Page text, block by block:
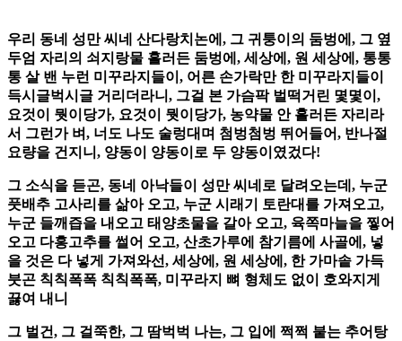
우리 동네 성만 씨네 산다랑치논에, 그 귀퉁이의 둠벙에, 그 옆
두엄 자리의 쇠지랑물 흘러든 둠벙에, 세상에, 원 세상에, 통통
통 살 밴 누런 미꾸라지들이, 어른 손가락만 한 미꾸라지들이
득시글벅시글 거리더라니, 그걸 본 가슴팍 벌떡거린 몇몇이,
요것이 뭣이당가, 요것이 뭣이당가, 농약물 안 흘러든 자리라
서 그런가 벼, 너도 나도 술렁대며 첨벙첨벙 뛰어들어, 반나절
요량을 건지니, 양동이 양동이로 두 양동이였겄다!
그 소식을 듣곤, 동네 아낙들이 성만 씨네로 달려오는데, 누군
풋배추 고사리를 삶아 오고, 누군 시래기 토란대를 가져오고,
누군 들깨즙을 내오고 태양초물을 갈아 오고, 육쪽마늘을 찧어
오고 다홍고추를 썰어 오고, 산초가루에 참기름에 사골에, 넣
을 것은 다 넣게 가져와선, 세상에, 원 세상에, 한 가마솥 가득
붓곤 칙칙폭폭 칙칙폭폭, 미꾸라지 뼈 형체도 없이 호와지게
끓여 내니
그 벌건, 그 걸쭉한, 그 땀벅벅 나는, 그 입에 쩍쩍 붙는 추어탕